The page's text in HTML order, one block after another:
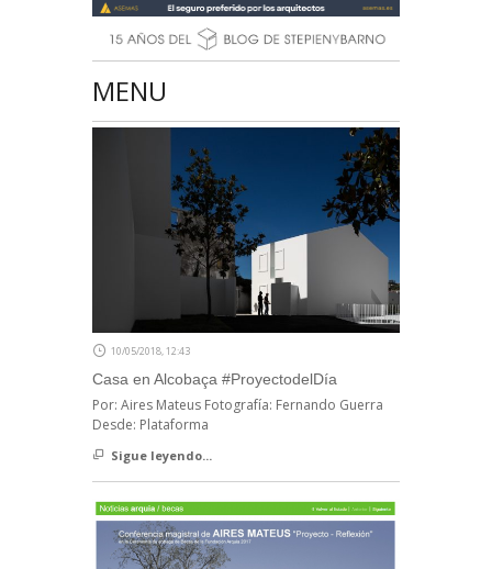
MENU
10/05/2018, 12:43
Casa en Alcobaça #ProyectodelDía
Por: Aires Mateus Fotografía: Fernando Guerra
Desde: Plataforma
Sigue leyendo...